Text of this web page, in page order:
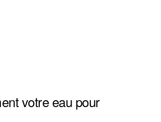
votre eau pour